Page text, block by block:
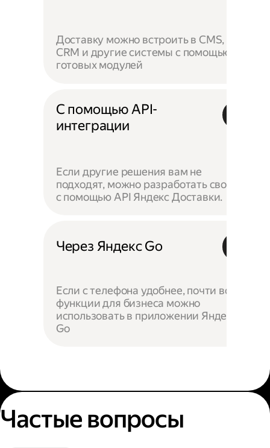
Доставку можно встроить в CMS,
CRM и другие системы с помощью
готовых модулей
С помощью API-
интеграции
Если другие решения вам не
подходят, можно разработать своё —
с помощью API Яндекс Доставки.
Через Яндекс Go
Если с телефона удобнее, почти все
функции для бизнеса можно
использовать в приложении Яндекс
Go
Частые вопросы